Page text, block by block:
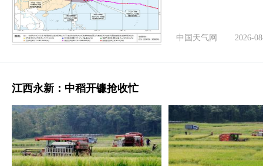
中国天气网 2026-
江西永新：中稻开镰抢收忙